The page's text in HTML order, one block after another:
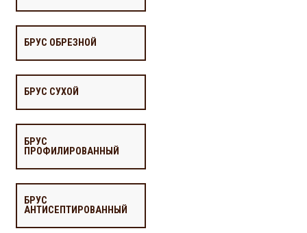
БРУС ОБРЕЗНОЙ
БРУС СУХОЙ
БРУС
ПРОФИЛИРОВАННЫЙ
БРУС
АНТИСЕПТИРОВАННЫЙ